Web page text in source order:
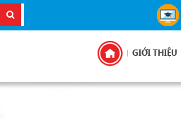
GIỚI THIỆU